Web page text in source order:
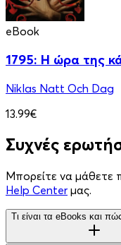
eBook
1795: Η ώρα της
Niklas Natt Och Dag
13.99€
Συχνές
Μπορείτε να μάθετε
Help Center μας.
Τι είναι τα eBooks και